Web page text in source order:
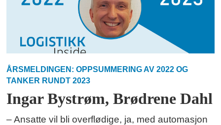
bystrøm
ÅRSMELDINGEN: OPPSUMMERING AV 2022 OG
TANKER RUNDT 2023
Ingar Bystrøm, Brødrene Dahl
– Ansatte vil bli overflødige, ja, med automasjon